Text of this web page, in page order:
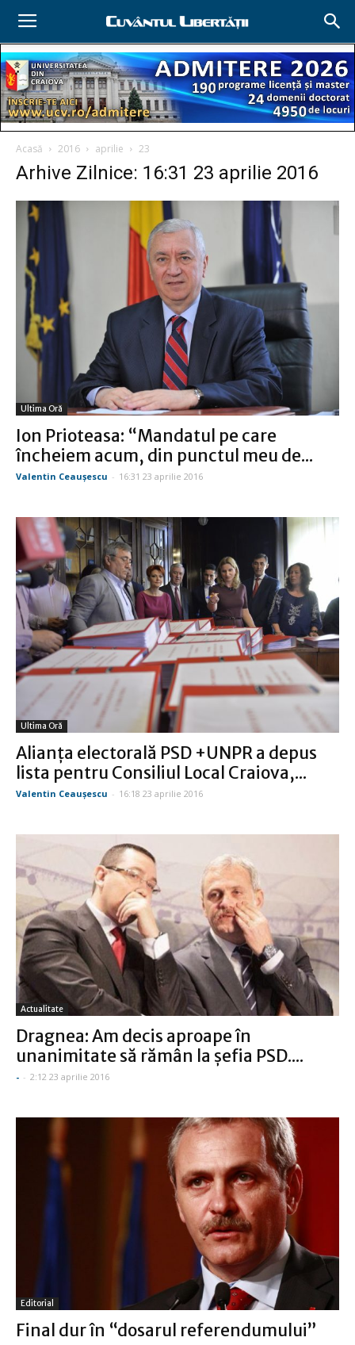
Acasă 2016 aprilie 23
Arhive Zilnice: 16:31 23 aprilie 2016
Ultima Oră
Ion Prioteasa: “Mandatul pe care
încheiem acum, din punctul meu de...
Valentin Ceauşescu - 16:31 23 aprilie 2016
Ultima Oră
Alianţa electorală PSD +UNPR a depus
lista pentru Consiliul Local Craiova,...
Valentin Ceauşescu - 16:18 23 aprilie 2016
Actualitate
Dragnea: Am decis aproape în
unanimitate să rămân la şefia PSD....
- - 2:12 23 aprilie 2016
Editorial
Final dur în “dosarul referendumului”